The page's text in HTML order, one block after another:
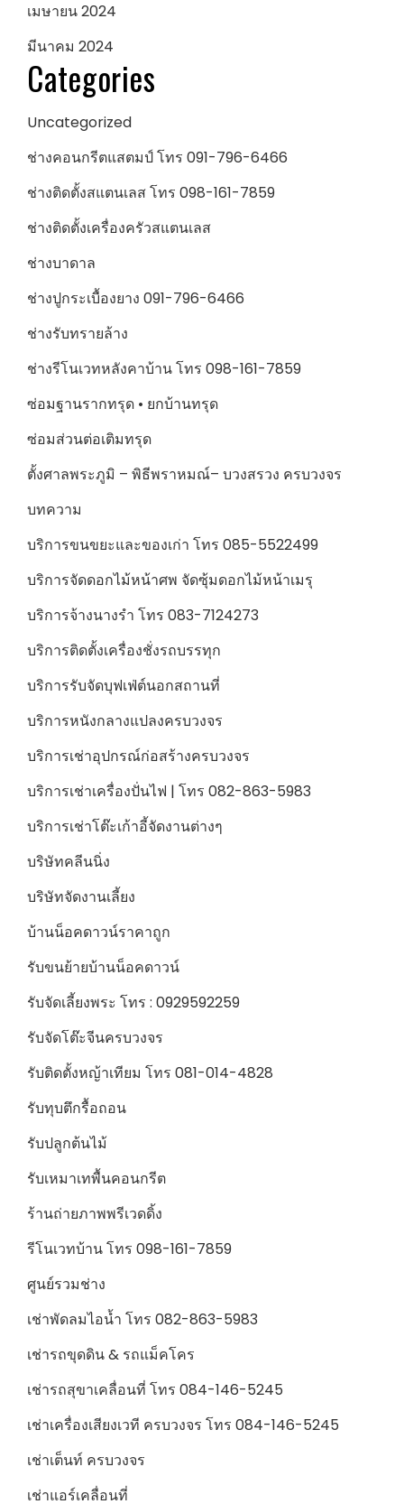
เมษายน 2024
มีนาคม 2024
Categories
Uncategorized
ช่างคอนกรีตแสตมป์ โทร 091-796-6466
ช่างติดตั้งสแตนเลส โทร 098-161-7859
ช่างติดตั้งเครื่องครัวสแตนเลส
ช่างบาดาล
ช่างปูกระเบื้องยาง 091-796-6466
ช่างรับทรายล้าง
ช่างรีโนเวทหลังคาบ้าน โทร 098-161-7859
ซ่อมฐานรากทรุด • ยกบ้านทรุด
ซ่อมส่วนต่อเติมทรุด
ตั้งศาลพระภูมิ – พิธีพราหมณ์– บวงสรวง ครบวงจร
บทความ
บริการขนขยะและของเก่า โทร 085-5522499
บริการจัดดอกไม้หน้าศพ จัดซุ้มดอกไม้หน้าเมรุ
บริการจ้างนางรำ โทร 083-7124273
บริการติดตั้งเครื่องชั่งรถบรรทุก
บริการรับจัดบุฟเฟ่ต์นอกสถานที่
บริการหนังกลางแปลงครบวงจร
บริการเช่าอุปกรณ์ก่อสร้างครบวงจร
บริการเช่าเครื่องปั่นไฟ | โทร 082-863-5983
บริการเช่าโต๊ะเก้าอี้จัดงานต่างๆ
บริษัทคลีนนิ่ง
บริษัทจัดงานเลี้ยง
บ้านน็อคดาวน์ราคาถูก
รับขนย้ายบ้านน็อคดาวน์
รับจัดเลี้ยงพระ โทร : 0929592259
รับจัดโต๊ะจีนครบวงจร
รับติดตั้งหญ้าเทียม โทร 081-014-4828
รับทุบตึกรื้อถอน
รับปลูกต้นไม้
รับเหมาเทพื้นคอนกรีต
ร้านถ่ายภาพพรีเวดดิ้ง
รีโนเวทบ้าน โทร 098-161-7859
ศูนย์รวมช่าง
เช่าพัดลมไอน้ำ โทร 082-863-5983
เช่ารถขุดดิน & รถแม็คโคร
เช่ารถสุขาเคลื่อนที่ โทร 084-146-5245
เช่าเครื่องเสียงเวที ครบวงจร โทร 084-146-5245
เช่าเต็นท์ ครบวงจร
เช่าแอร์เคลื่อนที่